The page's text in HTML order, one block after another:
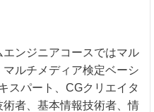
ンジニアコースではマル
ルチメディア検定ベーシ
スパート、CGクリエイタ
者、基本情報技術者、情